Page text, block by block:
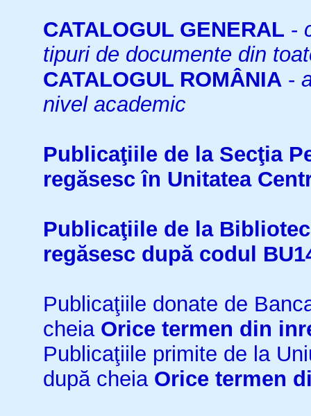
CATALOGUL GENERAL -
tipuri de documente din
CATALOGUL ROMÂNIA -
nivel academic
Publicaţiile de la Secţia
regăsesc în Unitatea
Publicaţiile de la
regăsesc după codul
Publicaţiile donate de
cheia Orice termen din
Publicaţiile primite de la
după cheia Orice termen